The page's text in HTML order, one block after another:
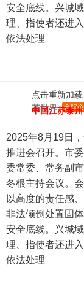
安全底线。兴城
理、指使者还进
依法处理
点击重新加载
花世界 金牌
中国江苏泰州
2025年8月19日
推进会召开。市
委常委、常务副
冬根主持会议。
以高度的责任感
非法倾倒处置固
安全底线。兴城
理、指使者还进
依法处理